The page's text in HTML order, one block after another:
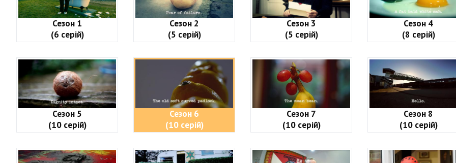
Сезон 1
(6 серій)
Сезон 2
(5 серій)
Сезон 3
(5 серій)
Сезон 4
(8 серій)
Сезон 5
(10 серій)
Сезон 6
(10 серій)
Сезон 7
(10 серій)
Сезон 8
(10 серій)